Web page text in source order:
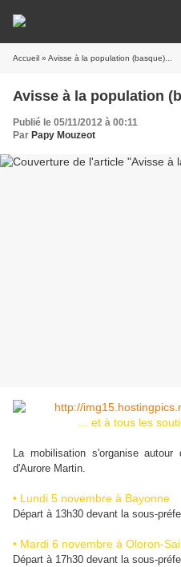
Accueil » Avisse à la population (basque)...
Avisse à la population
Publié le 05/11/2012 à 00:11
Par Papy Mouzeot
... et à tous les
La mobilisation s'organise
d'Aurore Martin.
• Lundi 5 novembre à Bayonne
Départ à 13h30 devant la sous-
• Mardi 6 novembre à Oloron-
Départ à 17h30 devant la sous-